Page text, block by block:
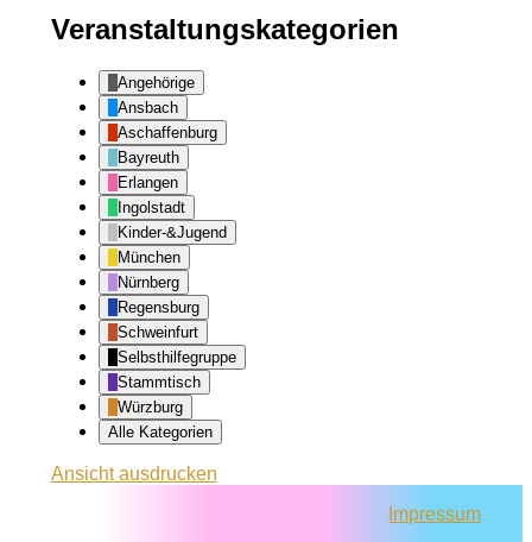
Veranstaltungskategorien
Angehörige
Ansbach
Aschaffenburg
Bayreuth
Erlangen
Ingolstadt
Kinder-&Jugend
München
Nürnberg
Regensburg
Schweinfurt
Selbsthilfegruppe
Stammtisch
Würzburg
Alle Kategorien
Ansichtausdrucken
Impressum